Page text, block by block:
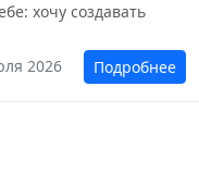
хочу создавать
2026
Подробнее